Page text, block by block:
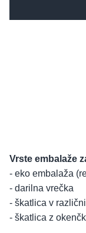
Vrste embalaže
- eko embalaža
- darilna vrečka
- škatlica v
- škatlica z